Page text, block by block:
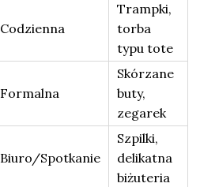
Codzienna
Trampki,
torba
typu tote
Formalna
Skórzane
buty,
zegarek
Biuro/Spotkanie
Szpilki,
delikatna
biżuteria